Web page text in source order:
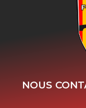
NOUS